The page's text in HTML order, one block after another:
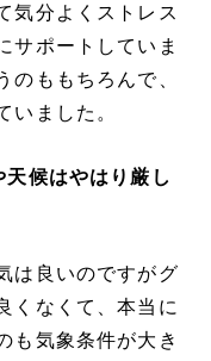
気分よくストレス
サポートしていま
のももちろんで、
いました。
候はやはり厳し
は良いのですがグ
くなくて、本当に
も気象条件が大き